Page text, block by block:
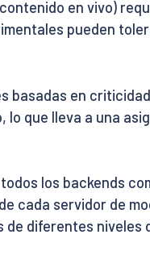
en vivo)
pueden
basadas en
que lleva a una
los backends
cada servidor de
de diferentes niveles